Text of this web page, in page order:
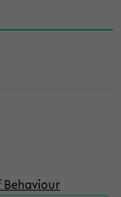
Behaviour